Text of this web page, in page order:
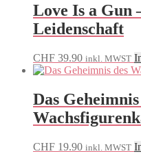
Love Is a Gun
Leidenschaft
CHF 39.90 inkl. MWST
Das Geheimnis
CHF 19.90 inkl. MWST